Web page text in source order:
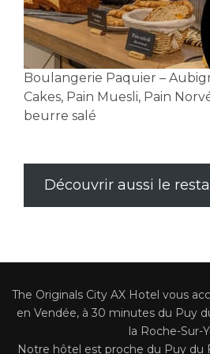
Boulangerie Paquier –
Cakes, Pain Muesli, Pain
beurre salé
Découvrir aussi le
The Originals City AX Hotel vous
en Vendée, à 30 minutes du Puy
la Roche-Sur-
Notre hôtel est proche du Puy du